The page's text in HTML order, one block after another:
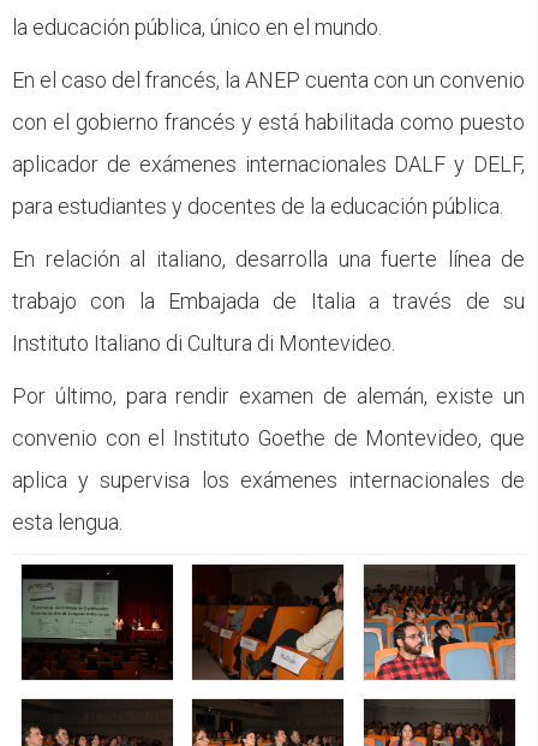
la educación pública, único en el mundo.
En el caso del francés, la ANEP cuenta con un convenio
con el gobierno francés y está habilitada como puesto
aplicador de exámenes internacionales DALF y DELF,
para estudiantes y docentes de la educación pública.
En relación al italiano, desarrolla una fuerte línea de
trabajo con la Embajada de Italia a través de su
Instituto Italiano di Cultura di Montevideo.
Por último, para rendir examen de alemán, existe un
convenio con el Instituto Goethe de Montevideo, que
aplica y supervisa los exámenes internacionales de
esta lengua.